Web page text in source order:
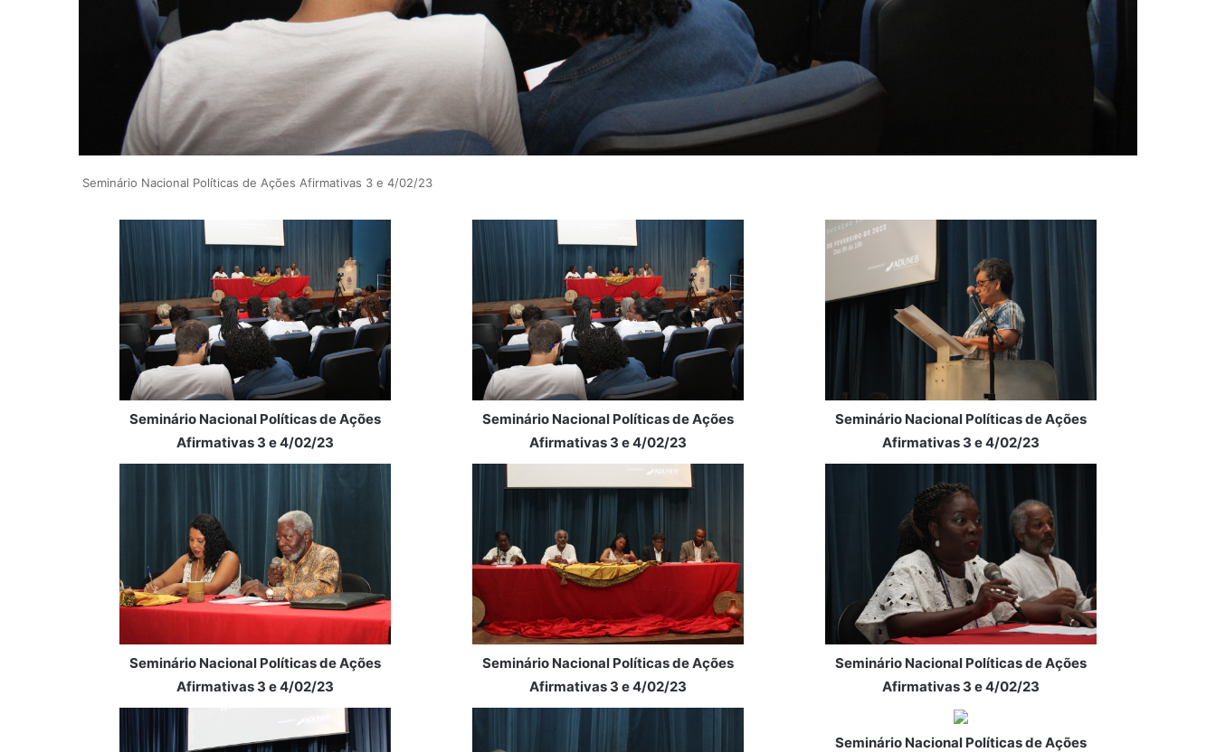
Seminário Nacional Políticas de Ações Afirmativas 3 e 4/02/23
Seminário Nacional Políticas de Ações
Afirmativas 3 e 4/02/23
Seminário Nacional Políticas de Ações
Afirmativas 3 e 4/02/23
Seminário Nacional Políticas de Ações
Afirmativas 3 e 4/02/23
Seminário Nacional Políticas de Ações
Afirmativas 3 e 4/02/23
Seminário Nacional Políticas de Ações
Afirmativas 3 e 4/02/23
Seminário Nacional Políticas de Ações
Afirmativas 3 e 4/02/23
Seminário Nacional Políticas de Ações